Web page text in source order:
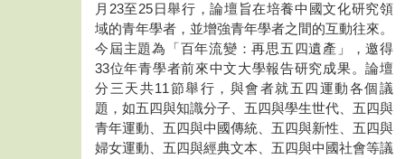
月23至25日舉行，論壇旨在培養中國文化研究領
域的青年學者，並增強青年學者之間的互動往來。
今屆主題為「百年流變：再思五四遺產」，邀得
33位年青學者前來中文大學報告研究成果。論壇
分三天共11節舉行，與會者就五四運動各個議
題，如五四與知識分子、五四與學生世代、五四與
青年運動、五四與中國傳統、五四與新性、五四與
婦女運動、五四與經典文本、五四與中國社會等議